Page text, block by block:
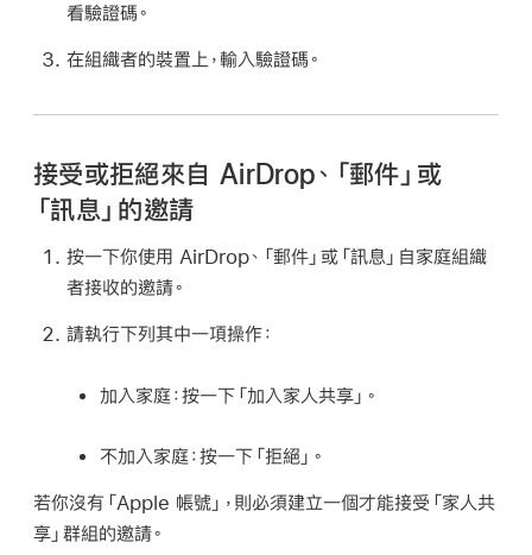
看驗證碼。
在組織者的裝置上，輸入驗證碼。
接受或拒絕來自 AirDrop、「郵件」或
「訊息」的邀請
按一下你使用 AirDrop、「郵件」或「訊息」自家庭組織
者接收的邀請。
請執行下列其中一項操作：
加入家庭：按一下「加入家人共享」。
不加入家庭：按一下「拒絕」。
若你沒有「Apple 帳號」，則必須建立一個才能接受「家人共
享」群組的邀請。